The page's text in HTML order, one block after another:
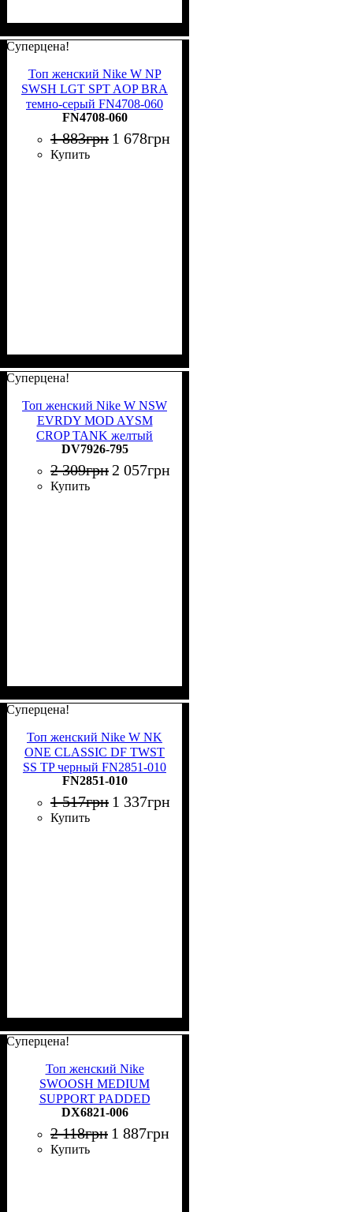
Суперцена!
Топ женский Nike W NP
SWSH LGT SPT AOP BRA
темно-серый FN4708-060
FN4708-060
1 883грн 1 678грн
Купить
Суперцена!
Топ женский Nike W NSW
EVRDY MOD AYSM
CROP TANK желтый
DV7926-795
DV7926-795
2 309грн 2 057грн
Купить
Суперцена!
Топ женский Nike W NK
ONE CLASSIC DF TWST
SS TP черный FN2851-010
FN2851-010
1 517грн 1 337грн
Купить
Суперцена!
Топ женский Nike
SWOOSH MEDIUM
SUPPORT PADDED
SPORTS BRA дымчато-
синий DX6821-006
DX6821-006
2 118грн 1 887грн
Купить